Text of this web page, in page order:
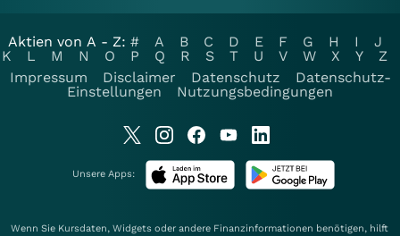
Aktien von A - Z: # A B C D E F G H I
J
K
L M N O P Q R S T U V W X Y
Z
Impressum
Disclaimer Datenschutz
Datenschutz-
Einstellungen
Nutzungsbedingungen
Unsere Apps:
Wenn Sie Kursdaten, Widgets oder andere Finanzinformationen benötigen, hilft